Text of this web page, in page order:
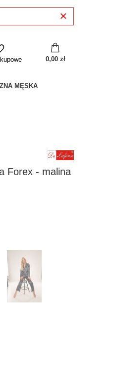
0,00 zł
MĘSKA
Forex - malina